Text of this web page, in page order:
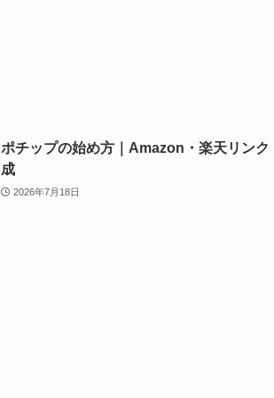
ポチップの始め方｜Amazon・楽天リン
成
2026年7月18日